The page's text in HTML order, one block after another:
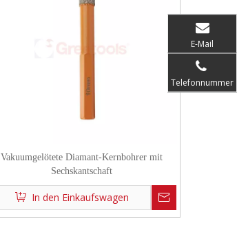
Vakuumgelötete Diamant-Kernbohrer mit
Sechskantschaft
In den Einkaufswagen
E-Mail
Telefonnummer